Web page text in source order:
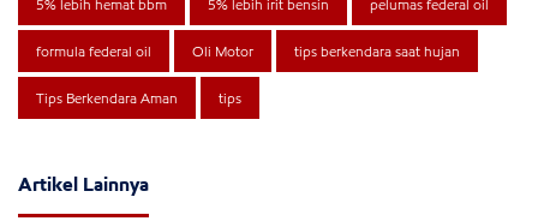
5% lebih hemat bbm 5% lebih irit bensin pelumas federal oil
formula federal oil Oli Motor tips berkendara saat hujan
Tips Berkendara Aman tips
Artikel Lainnya